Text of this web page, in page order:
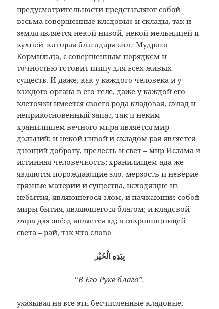
предусмотрительности представляют собой
весьма совершенные кладовые и склады, так и
земля является некой нивой, некой мельницей и
кухней, которая благодаря силе Мудрого
Кормильца, с совершенным порядком и
точностью готовит пищу для всех живых
существ. И даже, как у каждого человека и у
каждого органа в его теле, даже у каждой его
клеточки имеется своего рода кладовая, склад и
неприкосновенный запас, так и неким
хранилищем вечного мира является мир
дольний; и некой нивой и складом рая является
дающий доброту, прелесть и свет – мир Ислама и
истинная человечность; хранилищем ада же
являются порождающие зло, мерзость и неверие
грязные материи и существа, исходящие из
небытия, являющегося злом, и пачкающие собой
миры бытия, являющегося благом; и кладовой
жара для звёзд является ад; а сокровищницей
света – рай, так что слово
بِيَدِهِ الْخَيْر
“В Его Руке благо”.
указывая на все эти бесчисленные кладовые,